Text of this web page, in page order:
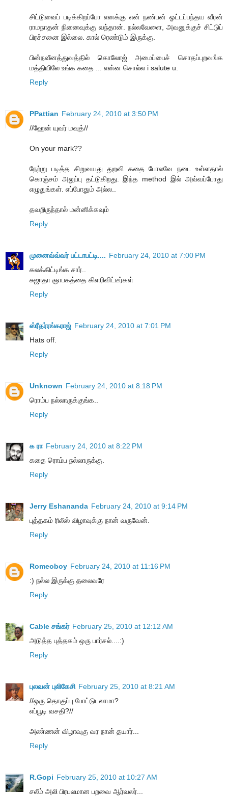
சிட்டுவைப் படிக்கிறப்போ எனக்கு என் நண்பன் ஓட்டப்பந்தய வீரன்
ராமநாதன் நினைவுக்கு வந்தான். நல்லவேளை, அவனுக்குச் சிட்டுப்
பிரச்சனை இல்லை. கால் ரெண்டும் இருக்கு.
பின்நவீனத்துவத்தில் கொலோஜ் அமைப்பைச் சொதப்புறவங்க
மத்தியிலே உங்க கதை ... என்ன சொல்ல i salute u.
Reply
PPattian February 24, 2010 at 3:50 PM
//ஹேன் யுவர் மவுத்//
On your mark??
நேற்று படித்த சிறுவயது துறவி கதை போலவே நடை உள்ளதால்
கொஞ்சம் அலுப்பு தட்டுகிறது. இந்த method இல் அவ்வப்போது
எழுதுங்கள். எப்போதும் அல்ல..
தவறிருந்தால் மன்னிக்கவும்
Reply
முனைவ்வ்வர் பட்டாபட்டி.... February 24, 2010 at 7:00 PM
கலக்கிட்டிங்க சார்..
சுஜாதா ஞாபகத்தை கிளரிவிட்டீர்கள்
Reply
ஸ்ரீதர்ரங்கராஜ் February 24, 2010 at 7:01 PM
Hats off.
Reply
Unknown February 24, 2010 at 8:18 PM
ரொம்ப நல்லாருக்குங்க..
Reply
க ரா February 24, 2010 at 8:22 PM
கதை ரொம்ப நல்லாருக்கு.
Reply
Jerry Eshananda February 24, 2010 at 9:14 PM
புத்தகம் ரிலீஸ் விழாவுக்கு நான் வருவேன்.
Reply
Romeoboy February 24, 2010 at 11:16 PM
:) நல்ல இருக்கு தலைவரே
Reply
Cable சங்கர் February 25, 2010 at 12:12 AM
அடுத்த புத்தகம் ஒரு பார்சல்....:)
Reply
புலவன் புலிகேசி February 25, 2010 at 8:21 AM
//ஒரு தொகுப்பு போட்டுடலாமா?
எப்பூடி வசதி?//
அண்ணன் விழாவுகு வர நான் தயார்...
Reply
R.Gopi February 25, 2010 at 10:27 AM
சலீம் அலி பிரபலமான பறவை ஆர்வலர்...